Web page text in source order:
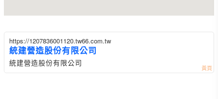
https://1207836001120.tw66.com.tw
統建營造股份有限公司
統建營造股份有限公司